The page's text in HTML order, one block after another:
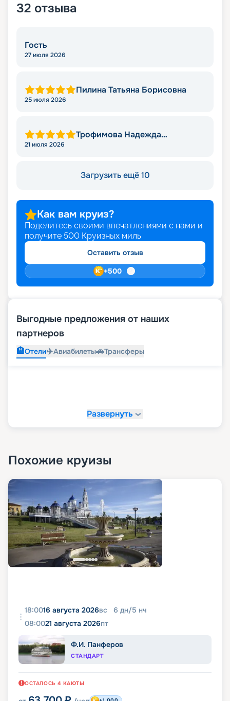
32 отзыва
Гость
27 июля 2026
Пилина Татьяна Борисовна
25 июля 2026
Трофимова Надежда
21 июля 2026
Загрузить ещё 10
Как вам круиз?
Поделитесь своими впечатлениями с нами и
получите 500 Круизных миль
Оставить отзыв
+500
Выгодные предложения от наших
партнеров
🏨Отели✈️Авиабилеты🚗Трансферы
Развернуть
Похожие круизы
18:0016 августа 2026вс 6 дн/5 нч
08:0021 августа 2026пт
Ф.И. Панферов
СТАНДАРТ
ОСТАЛОСЬ 4 КАЮТЫ